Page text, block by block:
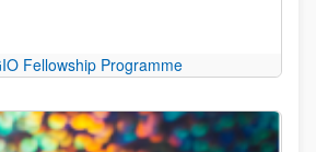
Fellowship Programme